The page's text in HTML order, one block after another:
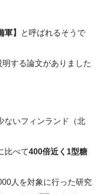
軍】
と呼ばれるそうで
する論文がありました
ないフィンランド（北
比べて400倍近く1型糖
人を対象に行った研究